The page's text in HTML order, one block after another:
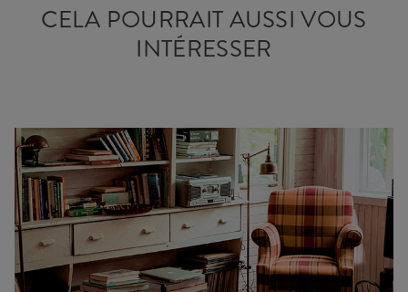
CELA POURRAIT AUSSI VOUS
INTÉRESSER